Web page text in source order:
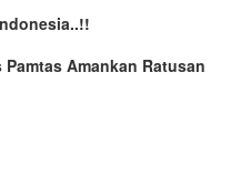
Amankan Ratusan